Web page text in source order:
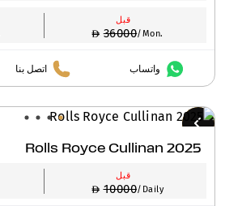
قبل
36000/Mon.
واتساب اتصل بنا
Rolls Royce Cullinan 2025
قبل
10000/Daily